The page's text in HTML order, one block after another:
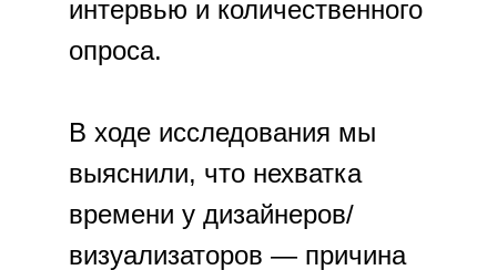
интервью и количественного
опроса.
В ходе исследования мы
выяснили, что нехватка
времени у дизайнеров/
визуализаторов — причина